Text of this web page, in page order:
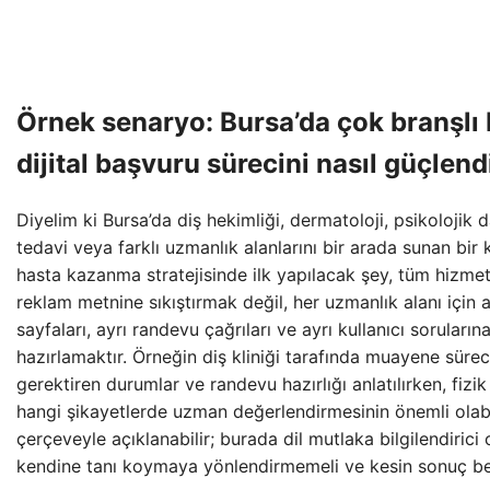
Örnek senaryo: Bursa’da çok
dijital başvuru sürecini nasıl
Diyelim ki Bursa’da diş hekimliği, dermatoloji, psikolojik
tedavi veya farklı uzmanlık alanlarını bir arada sunan
hasta kazanma stratejisinde ilk yapılacak şey, tüm
reklam metnine sıkıştırmak değil, her uzmanlık alanı için
sayfaları, ayrı randevu çağrıları ve ayrı kullanıcı
hazırlamaktır. Örneğin diş kliniği tarafında muayene
gerektiren durumlar ve randevu hazırlığı anlatılırken,
hangi şikayetlerde uzman değerlendirmesinin önemli
çerçeveyle açıklanabilir; burada dil mutlaka bilgilendirici
kendine tanı koymaya yönlendirmemeli ve kesin sonuç